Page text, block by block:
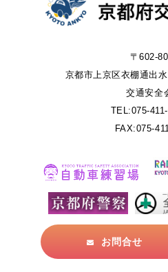
〒602-
京都市上京区衣棚通出
交通安全
TEL:075-
FAX:075-
お問合せ